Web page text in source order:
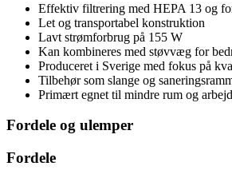
Effektiv filtrering med HEPA 13 og
Let og transportabel konstruktion
Lavt strømforbrug på 155 W
Kan kombineres med støvvæg for
Produceret i Sverige med fokus på
Tilbehør som slange og
Primært egnet til mindre rum og
Fordele og ulemper
Fordele